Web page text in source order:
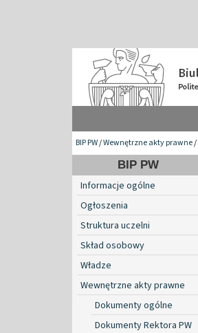
BIP PW/Wewnętrzne akty prawne/
BIP PW
Informacje ogólne
Ogłoszenia
Struktura uczelni
Skład osobowy
Władze
Wewnętrzne akty prawne
Dokumenty ogólne
Dokumenty Rektora PW